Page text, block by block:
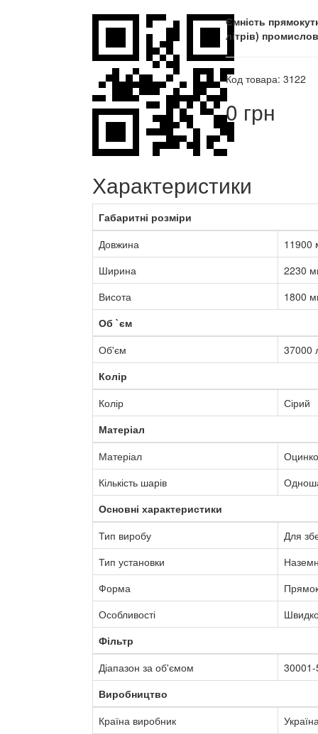
Ємність
літрів)
Код товара: 3122
0 грн
Характеристики
Габаритні розміри
Довжина
11900
Ширина
2230
Висота
1800
Об `єм
Об'єм
37000
Колір
Колір
Сірий
Матеріал
Матеріал
Кількість шарів
Основні характеристики
Тип виробу
Для
Тип установки
Форма
Особливості
Фільтр
Діапазон за об'ємом
Виробництво
Країна виробник